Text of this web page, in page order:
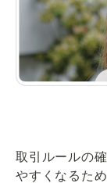
取引ルールの
やすくなるた